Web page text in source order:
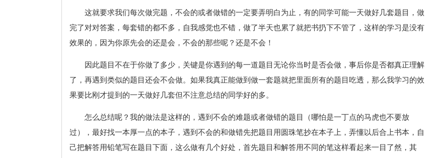
这就要求我们每次做完题，不会的或者做错的一定要弄明白为止，有的同学可能一天做好几套题目，做
完了对对答案，每套错的都不多，自我感觉也不错，做了半天也累了就把书扔下不管了，这样的学习是没有
效果的，因为你原先会的还是会，不会的那些呢？还是不会！
因此题目不在于你做了多少，关键是你遇到的每一道题目无论你当时是否会做，事后你是否都真正理解
了，再遇到类似的题目还会不会做。如果我真正能做到做一套题就把里面所有的题目吃透，那么我学习的效
果要比刚才提到的一天做好几套但不注意总结的同学好的多。
怎么总结呢？我的做法是这样的，遇到不会的难题或者做错的题目（哪怕是一丁点的马虎也不要放
过），最好找一本厚一点的本子，遇到不会的和做错先把题目用圆珠笔抄在本子上，弄懂以后合上书本，自
己把解答用铅笔写在题目下面，这么做有几个好处，首先题目和解答用不同的笔这样看起来一目了然，其